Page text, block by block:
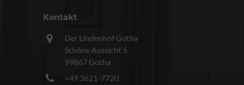
Kontakt
Der Lindenhof Gotha
Schöne Aussicht 5
99867 Gotha
+49 3621-7720